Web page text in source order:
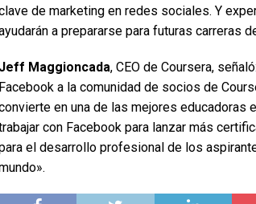
de marketing en redes sociales. Y
a prepararse para futuras carreras
Jeff Maggioncada, CEO de Coursera,
Facebook a la comunidad de socios de
en una de las mejores
con Facebook para lanzar más
el desarrollo profesional de los